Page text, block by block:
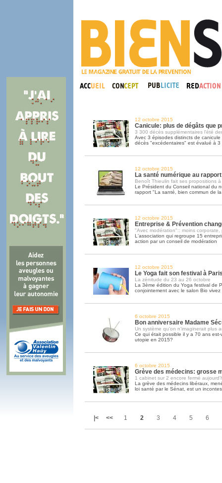
12 octobre 2015
Canicule: plus de dégâts que
3 300 décès supplémentaires l'été
Avec 3 épisodes distincts de
décès "excédentaires" est évalué à 3
12 octobre 2015
La santé numérique au rapport
Benoît Thieulin fait ses propositions à
Le Président du Conseil national du
rapport "La santé, bien commun de
12 octobre 2015
Entreprise & Prévention
"Avec modération":: moins corporate,
L'association qui regroupe 15
action par un conseil de modération
12 octobre 2015
Le Yoga fait son festival à
La zénitude du 23 au 26 octobre
La 3ème édition du Yoga festival de
conjointement avec le salon Bio vivez
6 octobre 2015
Bon anniversaire Madame
Un système qu'on n'imaginerait plus
Ce qui était possible il y a 70 ans
utopie en 2015?
6 octobre 2015
Grève des médecins: grosse
1 cabinet sur 2 encore fermé
La grève des médecins libéraux,
loi santé par le Sénat, est un
|< << 1 2 3 4 5 6